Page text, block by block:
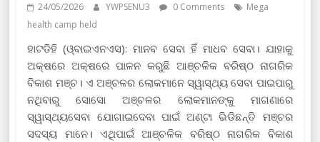
24/05/2026 YWPSENU3 0 Comments
Mega
health camp held
ହାଟଡିହି (ଓ୍ବାଇଏନଏସ): ମାନବ ସେବା ହିଁ ମାଧବ ସେବା। ଯାହାକୁ
ଅକ୍ଷରେ ଅକ୍ଷରେ ପାଳନ କରୁଛି ଆଞ୍ଚଳିକ ବରିଷ୍ଠ ନାଗରିକ
ବିକାଶ ମଞ୍ଚ। ଏ ଅଞ୍ଚଳର ଲୋକମାନେ ସ୍ୱାସ୍ଥ୍ୟ ସେବା ପାଇପାରୁ
ନଥିବାରୁ ସୋସୋ ଅଞ୍ଚଳର ଲୋକମାନଙ୍କୁ ମାଗଣାରେ
ସ୍ୱାସ୍ଥ୍ୟସେବା ଯୋଗାଇଦେବା ପାଇଁ ଅଣ୍ଟା ଭିଡିଛନ୍ତି ମଞ୍ଚର
ସଦସ୍ୟ ମାନେ। ଏଥିପାଇଁ ଆଞ୍ଚଳିକ ବରିଷ୍ଠ ନାଗରିକ ବିକାଶ